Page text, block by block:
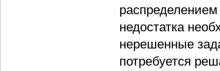
недостатка
нерешенные
потребуется